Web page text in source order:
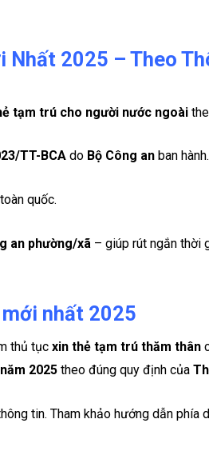
Nhất 2025 – Theo
tạm trú cho người nước ngoài
TT-BCA do Bộ Công an ban hành.
quốc.
an phường/xã – giúp rút ngắn thời
nhất 2025
thủ tục xin thẻ tạm trú thăm thân
2025 theo đúng quy định của
tin. Tham khảo hướng dẫn phía